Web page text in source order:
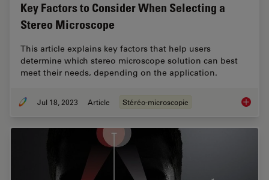
Key Factors to Consider When Selecting a
Stereo Microscope
This article explains key factors that help users
determine which stereo microscope solution can best
meet their needs, depending on the application.
Jul 18, 2023 Article Stéréo-microscopie Key